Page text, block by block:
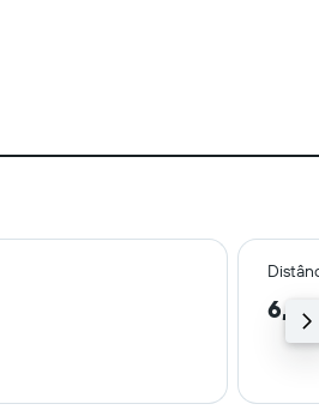
6,6